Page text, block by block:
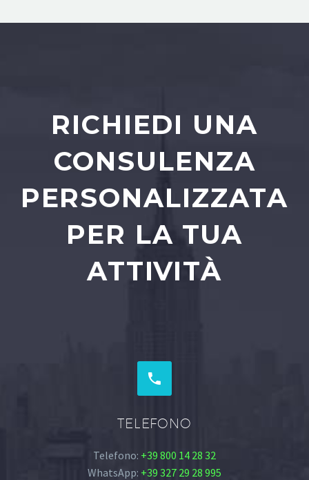
RICHIEDI UNA
CONSULENZA
PERSONALIZZATA
PER LA TUA
ATTIVITÀ


TELEFONO
Telefono: +39 800 14 28 32
WhatsApp: +39 327 29 28 995